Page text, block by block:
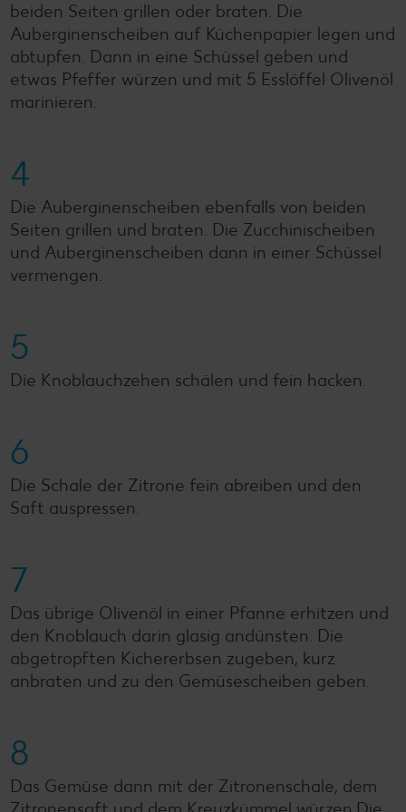
beiden Seiten grillen oder braten. Die
Auberginenscheiben auf Küchenpapier legen und
abtupfen. Dann in eine Schüssel geben und
etwas Pfeffer würzen und mit 5 Esslöffel Olivenöl
marinieren.
4
Die Auberginenscheiben ebenfalls von beiden
Seiten grillen und braten. Die Zucchinischeiben
und Auberginenscheiben dann in einer Schüssel
vermengen.
5
Die Knoblauchzehen schälen und fein hacken.
6
Die Schale der Zitrone fein abreiben und den
Saft auspressen.
7
Das übrige Olivenöl in einer Pfanne erhitzen und
den Knoblauch darin glasig andünsten. Die
abgetropften Kichererbsen zugeben, kurz
anbraten und zu den Gemüsescheiben geben.
8
Das Gemüse dann mit der Zitronenschale, dem